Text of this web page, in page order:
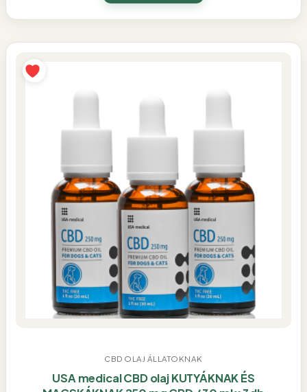
CBD OLAJ ÁLLATOKNAK
USA medical CBD olaj KUTYÁKNAK ÉS